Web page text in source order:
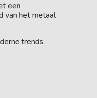
een
van het metaal
trends.